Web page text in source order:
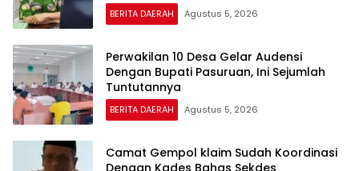
BERITA DAERAH Agustus 5, 2026
Perwakilan 10 Desa Gelar Audensi
Dengan Bupati Pasuruan, Ini Sejumlah
Tuntutannya
BERITA DAERAH Agustus 5, 2026
Camat Gempol klaim Sudah Koordinasi
Dengan Kades Bahas Sekdes